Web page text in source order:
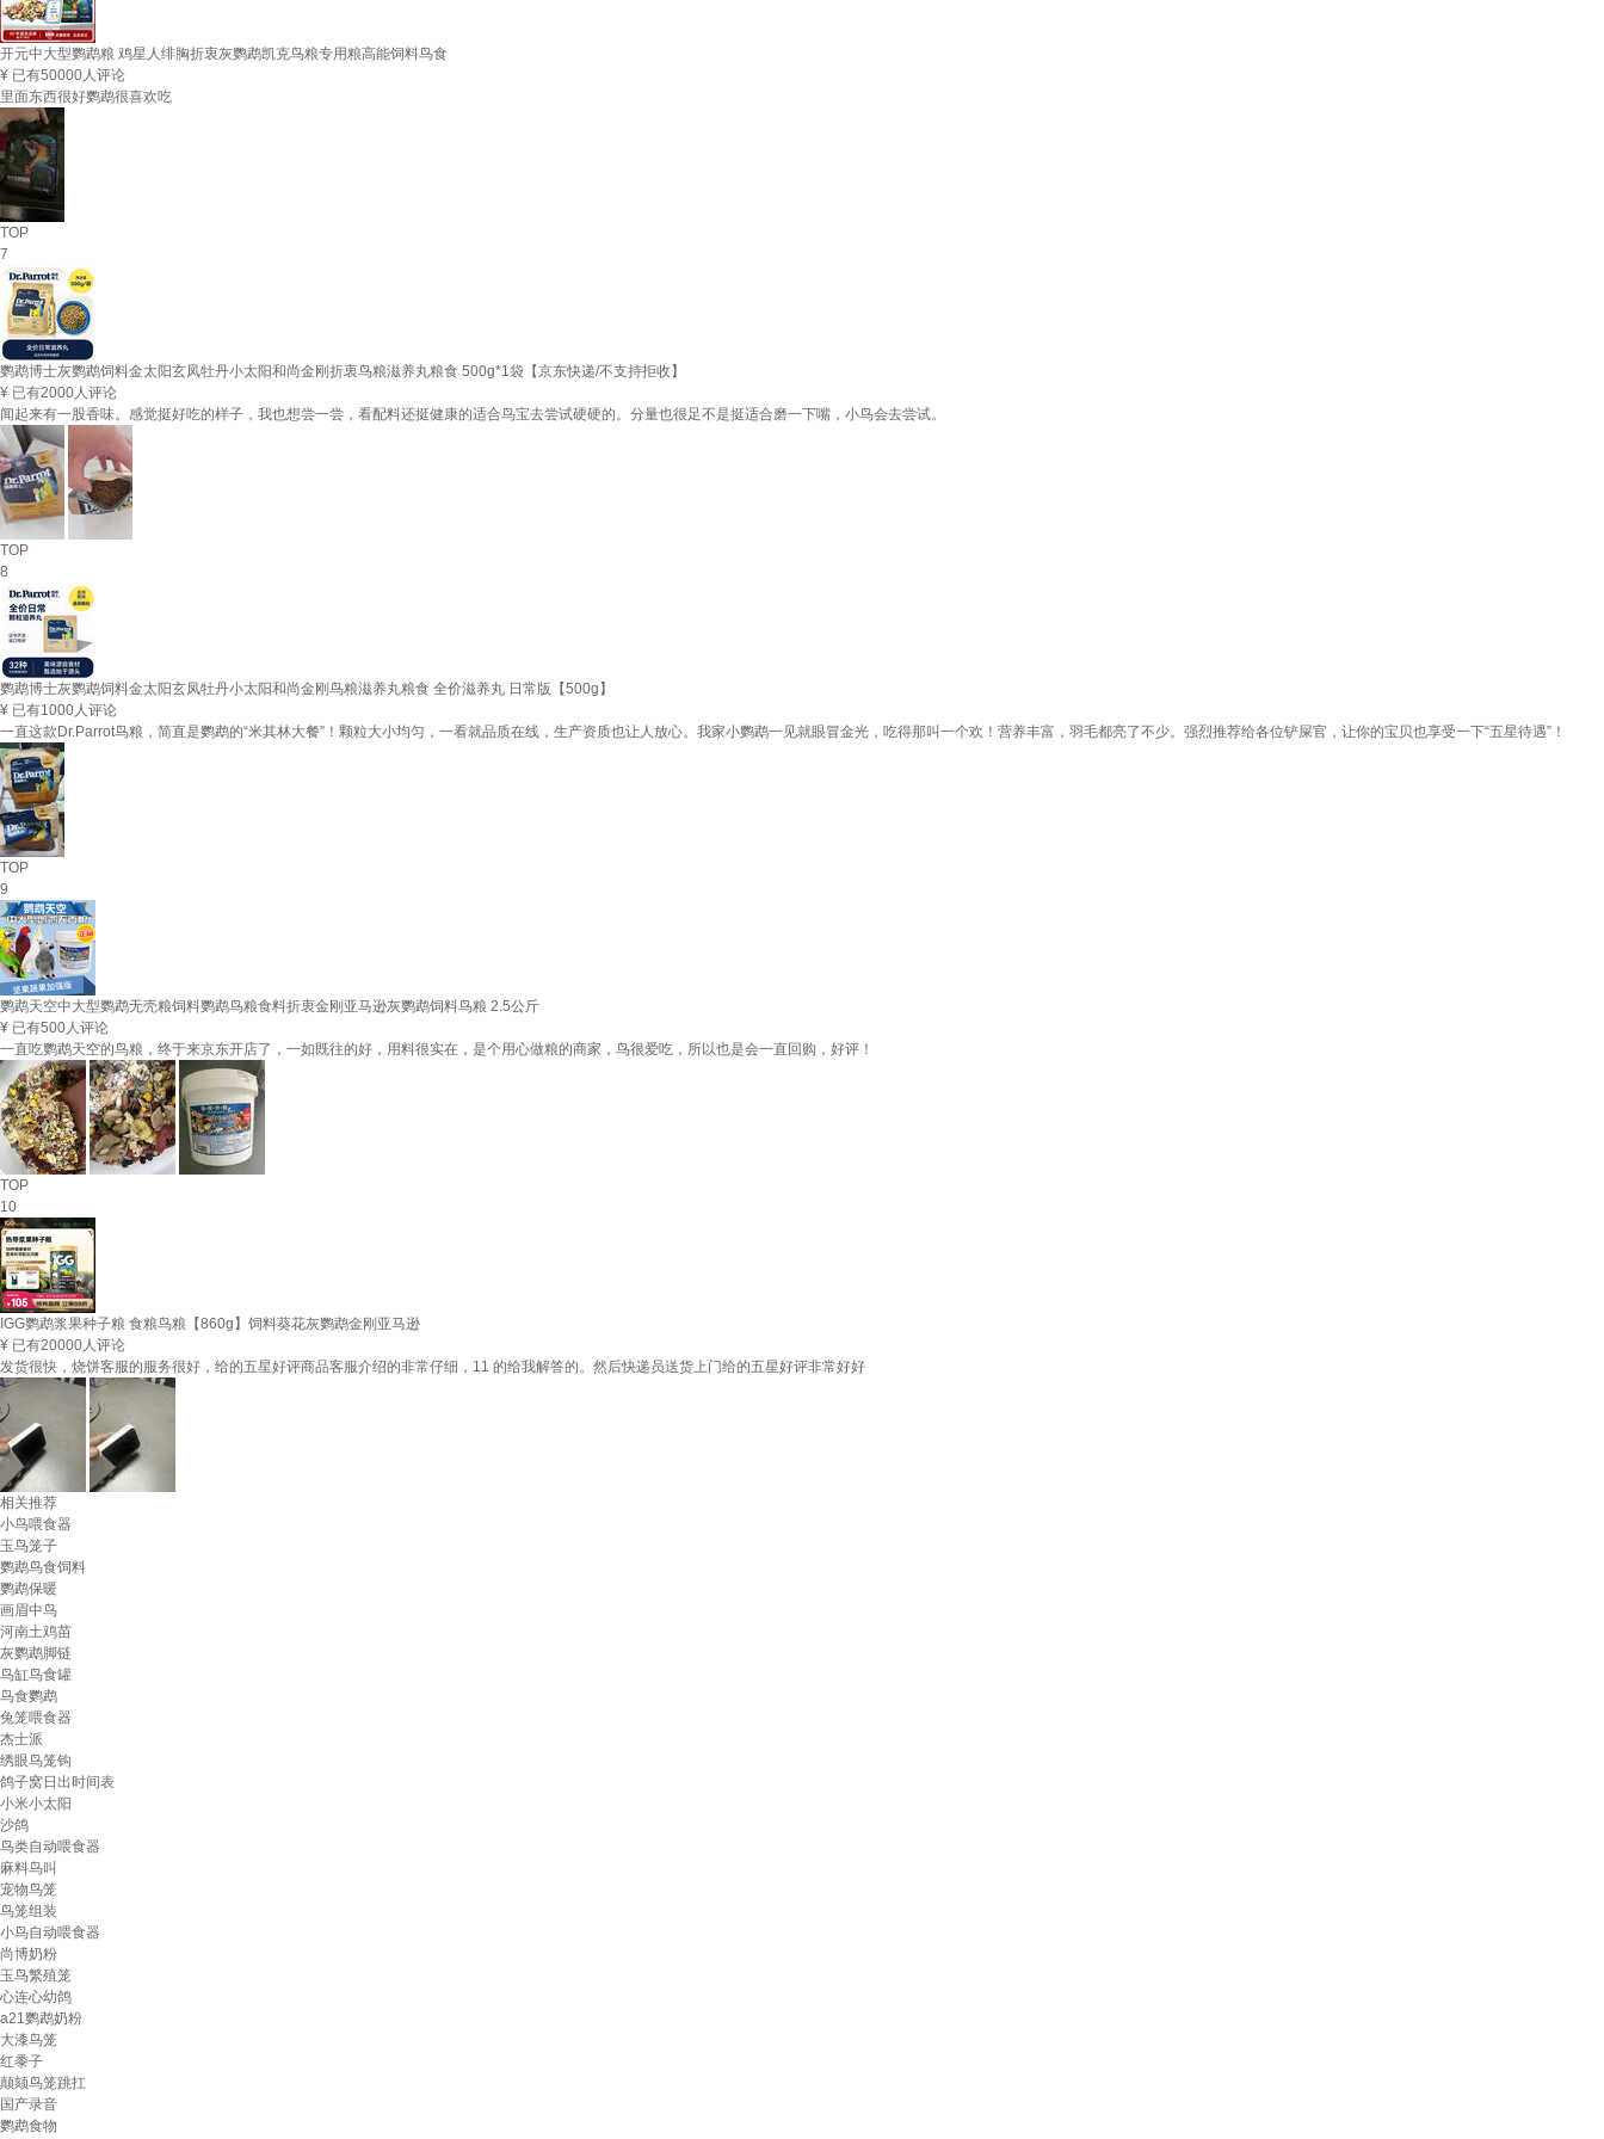
开元中大型鹦鹉粮 鸡星人绯胸折衷灰鹦鹉凯克鸟粮专用粮高能饲料鸟食
¥ 已有50000人评论
里面东西很好鹦鹉很喜欢吃
TOP
7
鹦鹉博士灰鹦鹉饲料金太阳玄凤牡丹小太阳和尚金刚折衷鸟粮滋养丸粮食 500g*1袋【京东快递/不支持拒收】
¥ 已有2000人评论
闻起来有一股香味。感觉挺好吃的样子，我也想尝一尝，看配料还挺健康的适合鸟宝去尝试硬硬的。分量也很足不是挺适合磨一下嘴，小鸟会去尝试。
TOP
8
鹦鹉博士灰鹦鹉饲料金太阳玄凤牡丹小太阳和尚金刚鸟粮滋养丸粮食 全价滋养丸 日常版【500g】
¥ 已有1000人评论
一直这款Dr.Parrot鸟粮，简直是鹦鹉的“米其林大餐”！颗粒大小均匀，一看就品质在线，生产资质也让人放心。我家小鹦鹉一见就眼冒金光，吃得那叫一个欢！营养丰富，羽毛都亮了不少。强烈推荐给各位铲屎官，让你的宝贝也享受一下“五星待遇”！
TOP
9
鹦鹉天空中大型鹦鹉无壳粮饲料鹦鹉鸟粮食料折衷金刚亚马逊灰鹦鹉饲料鸟粮 2.5公斤
¥ 已有500人评论
一直吃鹦鹉天空的鸟粮，终于来京东开店了，一如既往的好，用料很实在，是个用心做粮的商家，鸟很爱吃，所以也是会一直回购，好评！
TOP
10
IGG鹦鹉浆果种子粮 食粮鸟粮【860g】饲料葵花灰鹦鹉金刚亚马逊
¥ 已有20000人评论
发货很快，烧饼客服的服务很好，给的五星好评商品客服介绍的非常仔细，11 的给我解答的。然后快递员送货上门给的五星好评非常好好
相关推荐
小鸟喂食器
玉鸟笼子
鹦鹉鸟食饲料
鹦鹉保暖
画眉中鸟
河南土鸡苗
灰鹦鹉脚链
鸟缸鸟食罐
鸟食鹦鹉
兔笼喂食器
杰士派
绣眼鸟笼钩
鸽子窝日出时间表
小米小太阳
沙鸽
鸟类自动喂食器
麻料鸟叫
宠物鸟笼
鸟笼组装
小鸟自动喂食器
尚博奶粉
玉鸟繁殖笼
心连心幼鸽
a21鹦鹉奶粉
大漆鸟笼
红黍子
颠颏鸟笼跳扛
国产录音
鹦鹉食物